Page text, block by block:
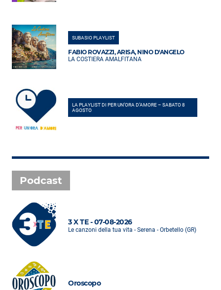
SUBASIO PLAYLIST
FABIO ROVAZZI, ARISA, NINO D'ANGELO
LA COSTIERA AMALFITANA
LA PLAYLIST DI PER UN’ORA D’AMORE – SABATO 8
AGOSTO
Podcast
3 X TE - 07-08-2026
Le canzoni della tua vita - Serena - Orbetello (GR)
Oroscopo